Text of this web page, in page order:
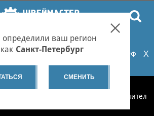
с онлайн-оплатой заказов на сайте
сертификаты НУЦ Минцифры РФ
Яндекс.Браузер.Подробнее...
X
ваш регион
как Санкт-Петербург
СМЕНИТЬ